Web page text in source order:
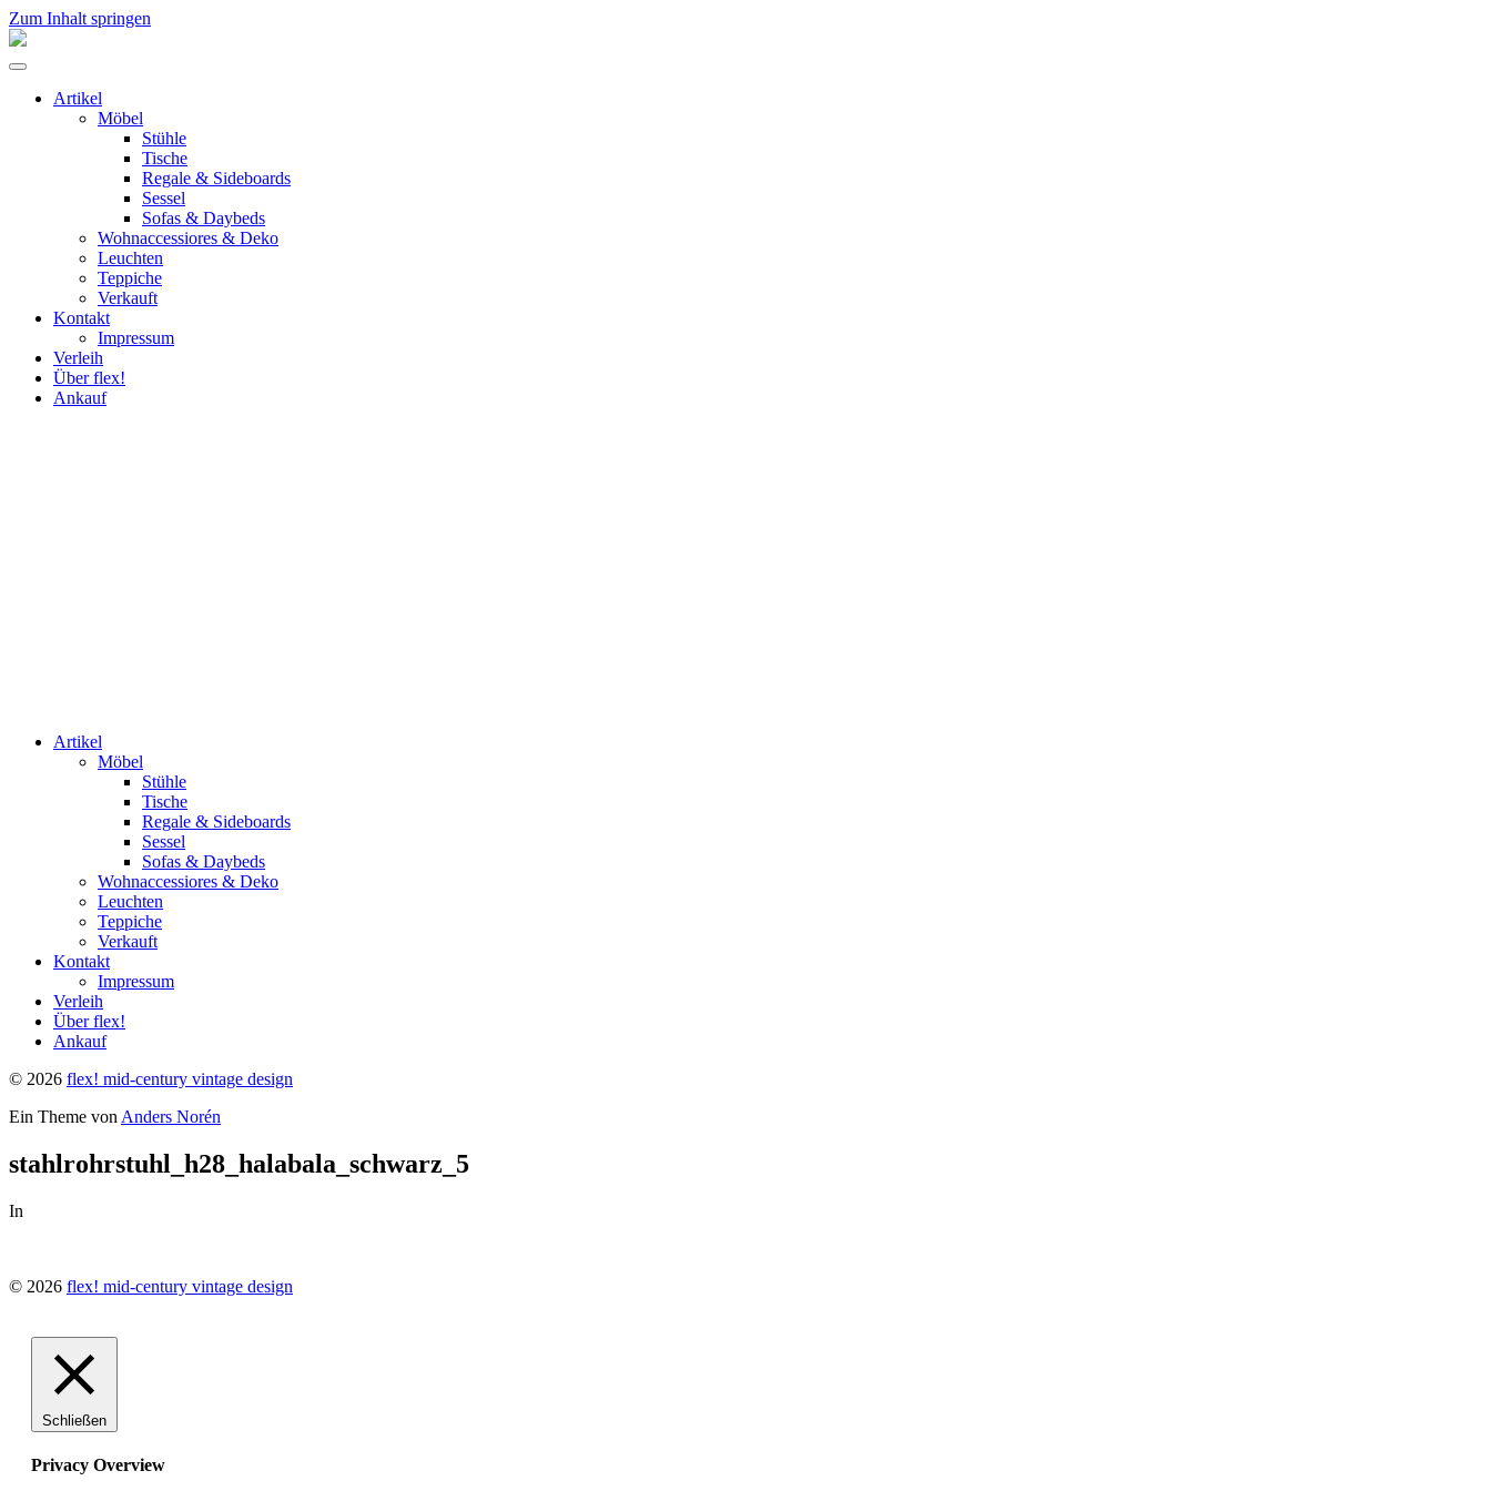
Zum Inhalt springen
flex!
vintage
Menü
umschalten
Artikel
Möbel
Stühle
Tische
Regale & Sideboards
Sessel
Sofas & Daybeds
Wohnaccessiores & Deko
Leuchten
Teppiche
Verkauft
Kontakt
Impressum
Verleih
Über flex!
Ankauf
Artikel
Möbel
Stühle
Tische
Regale & Sideboards
Sessel
Sofas & Daybeds
Wohnaccessiores & Deko
Leuchten
Teppiche
Verkauft
Kontakt
Impressum
Verleih
Über flex!
Ankauf
© 2026 flex! mid-century vintage design
Ein Theme von Anders Norén
stahlrohrstuhl_h28_halabala_schwarz_5
In
© 2026 flex! mid-century vintage design
Schließen
Privacy Overview